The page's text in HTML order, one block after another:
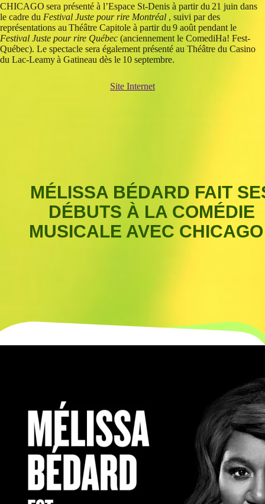
CHICAGO sera présenté à l’Espace St-Denis à partir du 21 juin dans
le cadre du Festival Juste pour rire Montréal , suivi par des
représentations au Théâtre Capitole à partir du 9 août pendant le
Festival Juste pour rire Québec (anciennement le ComediHa! Fest-
Québec). Le spectacle sera également présenté au Théâtre du Casino
du Lac-Leamy à Gatineau dès le 10 septembre.
Site Internet
MÉLISSA BÉDARD FAIT
DÉBUTS À LA COMÉDIE
MUSICALE AVEC